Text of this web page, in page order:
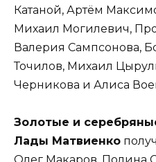
Катаной, Артём
Михаил Могилевич,
Валерия Сампсонова,
Точилов, Михаил
Черникова и Алиса
Золотые и
Лады Матвиенко